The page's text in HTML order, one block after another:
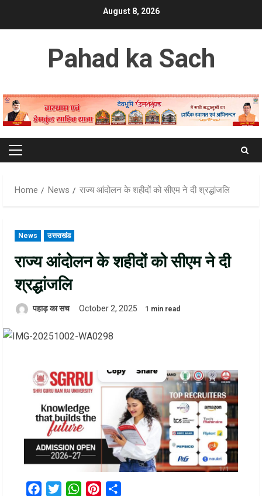
August 8, 2026
Pahad ka Sach
Primary
Home
News राज्य आंदोलन के शहीदों को सीएम ने दी श्रद्धांजलि
News उत्तराखंड
राज्य आंदोलन के शहीदों को सीएम ने दी
श्रद्धांजलि
पहाड़ का सच October 2, 2025 1 min read
FacebookTwitterWhatsAppPinterest